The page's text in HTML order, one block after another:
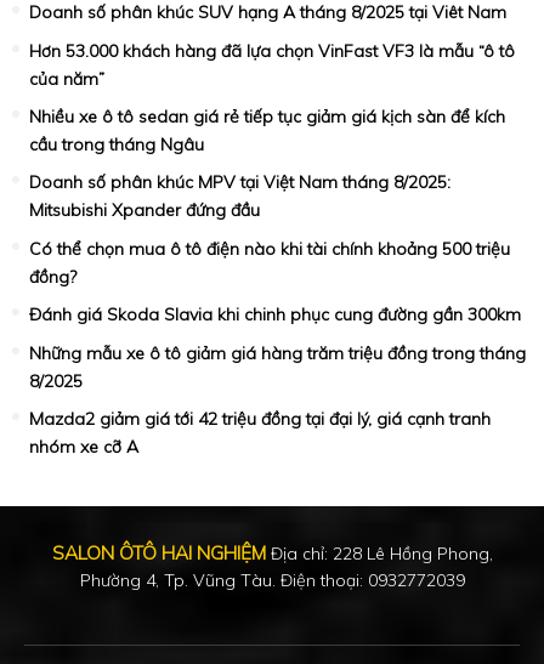
Doanh số phân khúc SUV hạng A tháng 8/2025 tại Viêt Nam
Hơn 53.000 khách hàng đã lựa chọn VinFast VF3 là mẫu “ô tô
của năm”
Nhiều xe ô tô sedan giá rẻ tiếp tục giảm giá kịch sàn để kích
cầu trong tháng Ngâu
Doanh số phân khúc MPV tại Việt Nam tháng 8/2025:
Mitsubishi Xpander đứng đầu
Có thể chọn mua ô tô điện nào khi tài chính khoảng 500 triệu
đồng?
Đánh giá Skoda Slavia khi chinh phục cung đường gần 300km
Những mẫu xe ô tô giảm giá hàng trăm triệu đồng trong tháng
8/2025
Mazda2 giảm giá tới 42 triệu đồng tại đại lý, giá cạnh tranh
nhóm xe cỡ A
SALON ÔTÔ HAI NGHIỆM Địa chỉ: 228 Lê Hồng Phong,
Phường 4, Tp. Vũng Tàu. Điện thoại: 0932772039